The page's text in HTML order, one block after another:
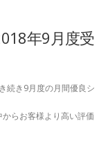
年9月度受
続き9月度の月間優良シ
らお客様より高い評価